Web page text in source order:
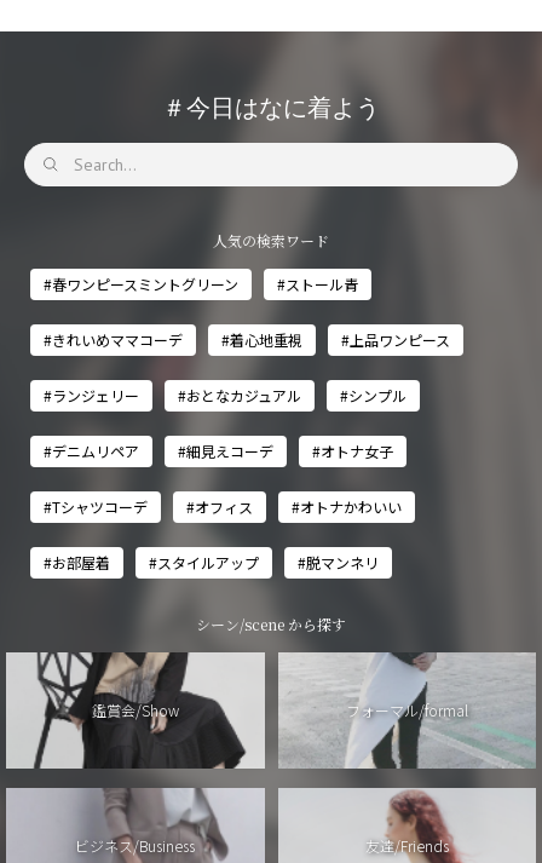
＃今日はなに着よう
人気の検索ワード
#春ワンピースミントグリーン #ストール青
#きれいめママコーデ #着心地重視 #上品ワンピース
#ランジェリー #おとなカジュアル #シンプル
#デニムリペア #細見えコーデ #オトナ女子
#Tシャツコーデ #オフィス #オトナかわいい
#お部屋着 #スタイルアップ #脱マンネリ
シーン/scene から探す
鑑賞会/Show フォーマル/formal
ビジネス/Business 友達/Friends